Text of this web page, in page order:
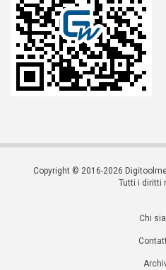
Copyright © 2016-2026
Tutti i diritti
Chi